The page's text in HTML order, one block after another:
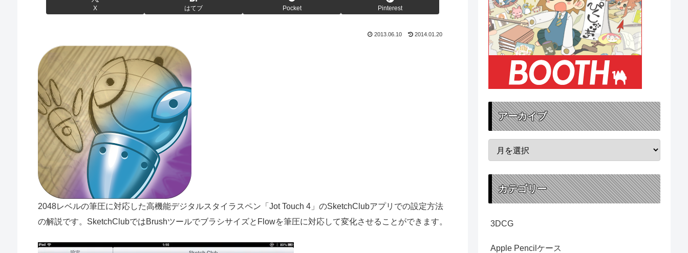
X はてブ Pocket Pinterest
2013.06.10 2014.01.20
2048レベルの筆圧に対応した高機能デジタルスタイラスペン「Jot Touch 4」のSketchClubアプリでの設定方法
の解説です。SketchClubではBrushツールでブラシサイズとFlowを筆圧に対応して変化させることができます。
アーカイブ
カテゴリー
3DCG
Apple Pencilケース